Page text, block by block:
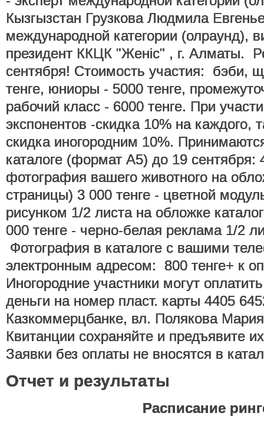
Кызгызстан Грузкова Людмила
международной категории (олраунд),
президент ККЦК "Женiс" , г. Алматы.
сентября! Стоимость участия: бэби,
тенге, юниоры - 5000 тенге,
рабочий класс - 6000 тенге. При
экспонентов -скидка 10% на каждого,
скидка иногородним 10%.
каталоге (формат А5) до 19 сентября:
фотография вашего животного на
страницы) 3 000 тенге - цветной
рисунком 1/2 листа на обложке
000 тенге - черно-белая реклама 1/2
Фотография в каталоге с вашими
электронным адресом: 800 тенге+ к
Иногородние участники могут
деньги на номер пласт. карты 4405
Казкоммерцбанке, вл. Полякова
Квитанции сохраняйте и предъявите
Заявки без оплаты не вносятся в
Отчет и результаты
Расписание